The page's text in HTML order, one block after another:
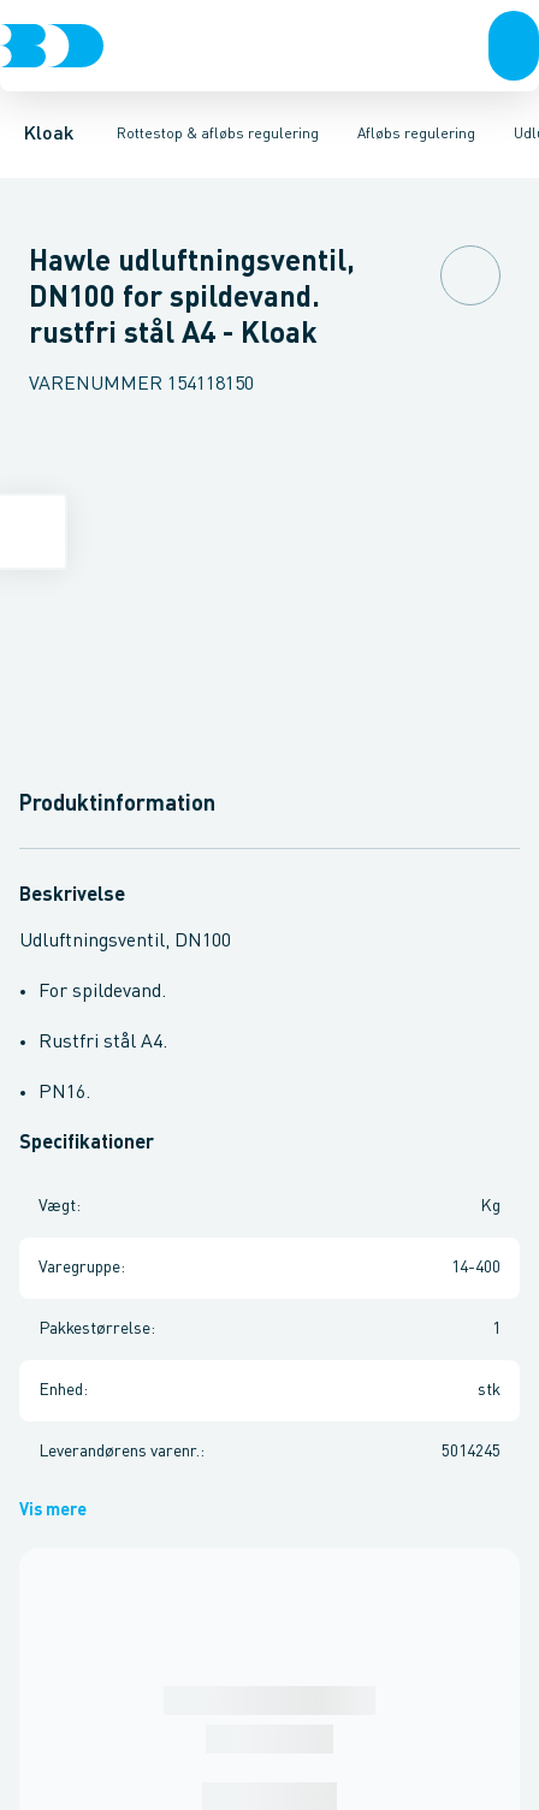
Kloak Rottestop & afløbs regulering
Rør & fittingsBrønde BrøndgodsLinjeafvandingTanke,
Afløbs regulering
Højvands lukkereAfløbs reguleringRottestop
TilbageløbsstopKontraklapUdluftnings ventilerTilbehør til
Hawle udluftningsventil,
DN100 for spildevand.
rustfri stål A4 - Kloak
VARENUMMER 154118150
Produktinformation
Beskrivelse
Udluftningsventil, DN100
For spildevand.
Rustfri stål A4.
PN16.
Specifikationer
Vægt: Kg
Varegruppe: 14-400
Pakkestørrelse: 1
Enhed : stk
Leverandørens varenr. : 5014245
Vis mere